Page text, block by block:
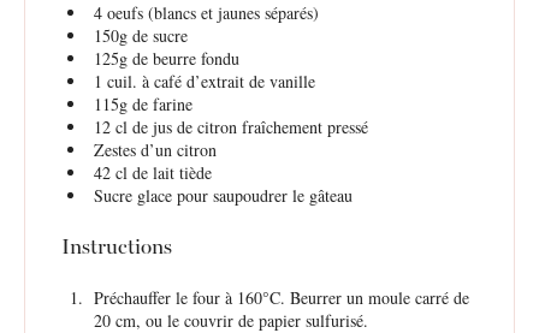
4oeufs (blancs et jaunes séparés)
150gde sucre
125gde beurre fondu
1 cuil. à café d’extrait de vanille
115gde farine
12cl de jus de citron fraîchement pressé
Zestes d’un citron
42cl de lait tiède
Sucre glace pour saupoudrer le gâteau
Instructions
Préchauffer le four à 160°C. Beurrer un moule carré de
20 cm, ou le couvrir de papier sulfurisé.